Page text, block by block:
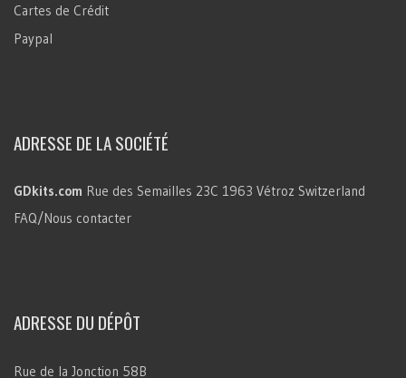
Cartes de Crédit
Paypal
ADRESSE DE LA SOCIÉTÉ
GDkits.com Rue des Semailles 23C 1963 Vétroz Switzerland
FAQ/Nous contacter
ADRESSE DU DÉPÔT
Rue de la Jonction 58B